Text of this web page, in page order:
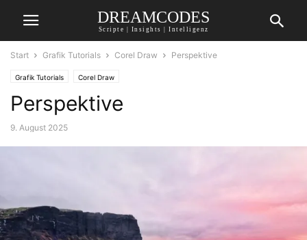
DREAMCODES
Scripte | Insights | Intelligenz
Start Grafik Tutorials Corel Draw Perspektive
Grafik Tutorials Corel Draw
Perspektive
9. August 2025